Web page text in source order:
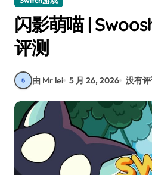
闪影萌喵 |
评测
由 Mr lei 5 月 26, 2026 没有